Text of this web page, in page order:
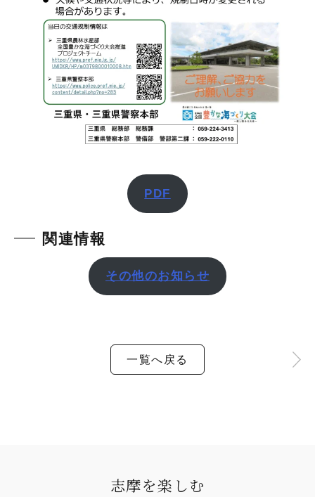
PDF
関連情報
その他のお知らせ
一覧へ戻る
志摩を楽しむ